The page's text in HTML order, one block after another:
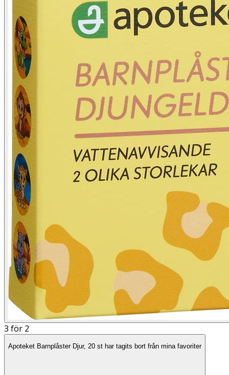
3 för 2
Apoteket Barnplåster Djur, 20 st har tagits bort från mina favoriter